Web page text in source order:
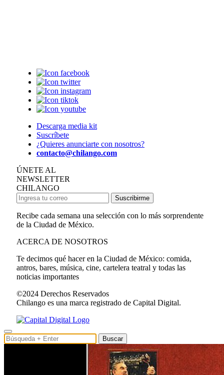
Descarga media kit
Suscríbete
¿Quieres anunciarte con nosotros?
contacto@chilango.com
ÚNETE AL
NEWSLETTER
CHILANGO
Suscribirme
Recibe cada semana una selección con lo más sorprendente
de la Ciudad de México.
ACERCA DE NOSOTROS
Te decimos qué hacer en la Ciudad de México: comida,
antros, bares, música, cine, cartelera teatral y todas las
noticias importantes
©2024 Derechos Reservados
Chilango es una marca registrado de Capital Digital.
Buscar